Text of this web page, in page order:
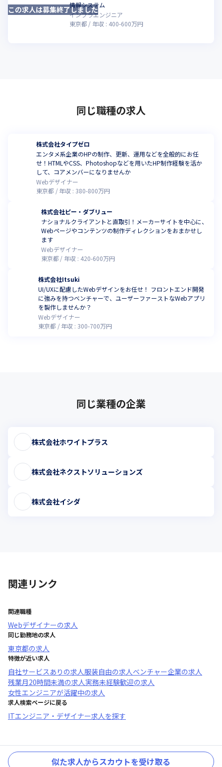
情報システム
インフラエンジニア
東京都
年収 : 400-600万円
この求人は募集終了しました
同じ職種の求人
株式会社タイプゼロ
エンタメ系企業のHPの制作、更新、運用などを全般的にお任
せ！HTMLやCSS、Photoshopなどを用いたHP制作経験を活か
して、コアメンバーになりませんか
Webデザイナー
東京都
年収 : 380-800万円
株式会社ピー・ダブリュー
ナショナルクライアントと直取引！メーカーサイトを中心に、
Webページやコンテンツの制作ディレクションをおまかせし
ます
Webデザイナー
東京都
年収 : 420-600万円
株式会社Itsuki
UI/UXに配慮したWebデザインをお任せ！ フロントエンド開発
に強みを持つベンチャーで、ユーザーファーストなWebアプリ
を製作しませんか？
Webデザイナー
東京都
年収 : 300-700万円
同じ業種の企業
株式会社ホワイトプラス
株式会社ネクストソリューションズ
株式会社イシダ
関連リンク
関連職種
Webデザイナーの求人
同じ勤務地の求人
東京都の求人
特徴が近い求人
自社サービスあり の求人服装自由の求人ベンチャー企業の求人
残業月20時間未満の求人実務未経験歓迎の求人
女性エンジニアが活躍中の求人
求人検索ページに戻る
ITエンジニア・デザイナー求人を探す
似た求人からスカウトを受け取る